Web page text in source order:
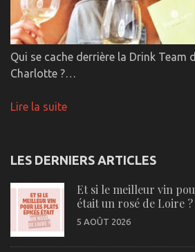
Qui se cache derrière la Drink Team
Charlotte ?…
Lire la suite
LES DERNIERS ARTICLES
Et si le meilleur vin
était un rosé de Loire ?
5 AOÛT 2026